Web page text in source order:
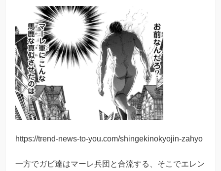
https://trend-news-to-you.com/shingekinokyojin-zahyo
一方でガビ達はマーレ兵団と合流する、そこでエレン